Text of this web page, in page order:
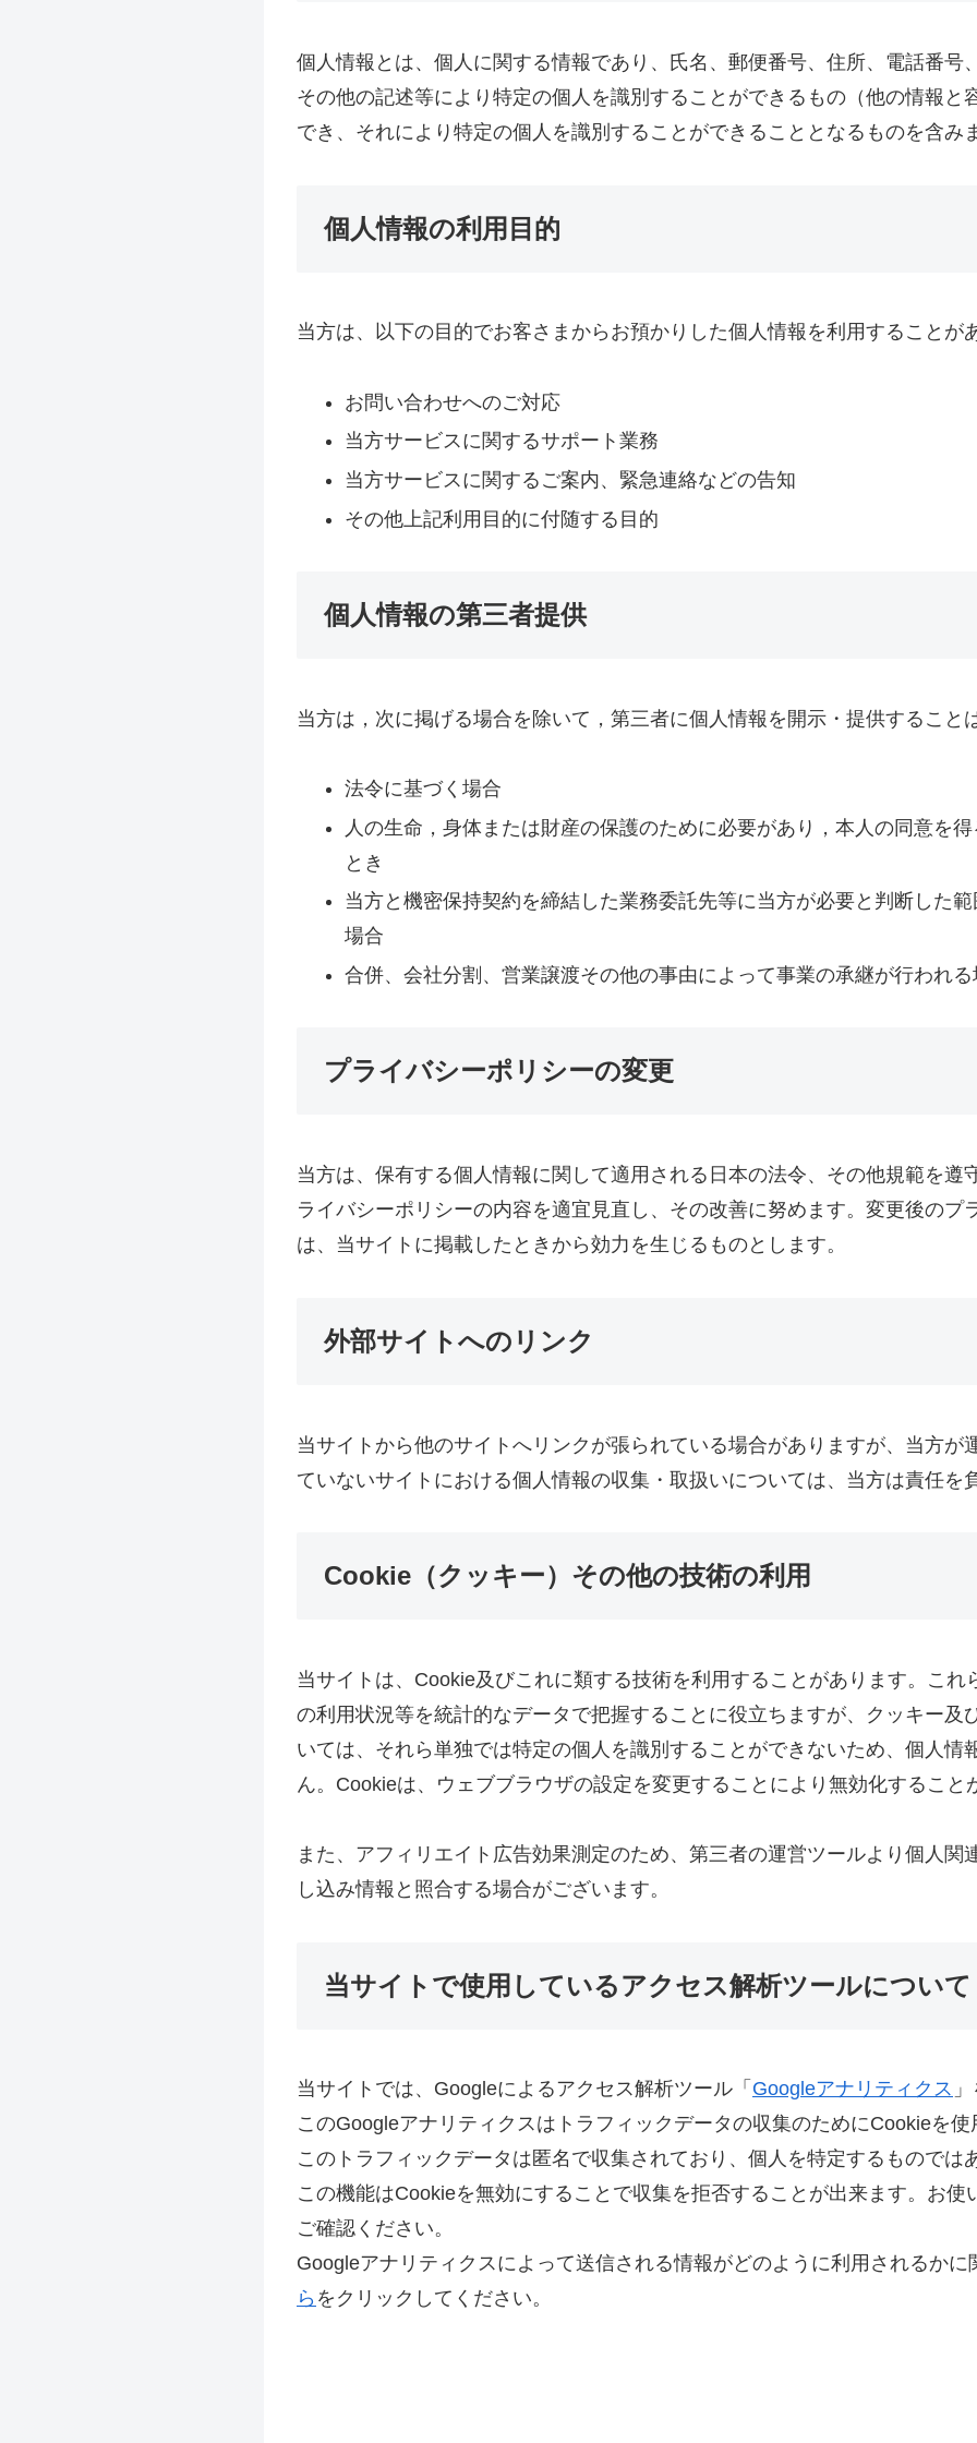
個人情報とは、個人に関する情報であり、氏名、郵便番号、住所、電話番号
その他の記述等により特定の個人を識別することができるもの（他の情報と
でき、それにより特定の個人を識別することができることとなるものを含み
個人情報の利用目的
当方は、以下の目的でお客さまからお預かりした個人情報を利用することが
お問い合わせへのご対応
当方サービスに関するサポート業務
当方サービスに関するご案内、緊急連絡などの告知
その他上記利用目的に付随する目的
個人情報の第三者提供
当方は，次に掲げる場合を除いて，第三者に個人情報を開示・提供すること
法令に基づく場合
人の生命，身体または財産の保護のために必要があり，本人の同意を
とき
当方と機密保持契約を締結した業務委託先等に当方が必要と判断した
場合
合併、会社分割、営業譲渡その他の事由によって事業の承継が行われる
プライバシーポリシーの変更
当方は、保有する個人情報に関して適用される日本の法令、その他規範を遵
ライバシーポリシーの内容を適宜見直し、その改善に努めます。変更後のプ
は、当サイトに掲載したときから効力を生じるものとします。
外部サイトへのリンク
当サイトから他のサイトへリンクが張られている場合がありますが、当方が
ていないサイトにおける個人情報の収集・取扱いについては、当方は責任を
Cookie（クッキー）その他の技術の利用
当サイトは、Cookie及びこれに類する技術を利用することがあります。これ
の利用状況等を統計的なデータで把握することに役立ちますが、クッキー及
いては、それら単独では特定の個人を識別することができないため、個人情
ん。Cookieは、ウェブブラウザの設定を変更することにより無効化すること
また、アフィリエイト広告効果測定のため、第三者の運営ツールより個人関
し込み情報と照合する場合がございます。
当サイトで使用しているアクセス解析ツールについて
当サイトでは、Googleによるアクセス解析ツール「 Googleアナリティクス
このGoogleアナリティクスはトラフィックデータの収集のためにCookieを
このトラフィックデータは匿名で収集されており、個人を特定するものでは
この機能はCookieを無効にすることで収集を拒否することが出来ます。お使
ご確認ください。
Googleアナリティクスによって送信される情報がどのように利用されるかに
ら をクリックしてください。